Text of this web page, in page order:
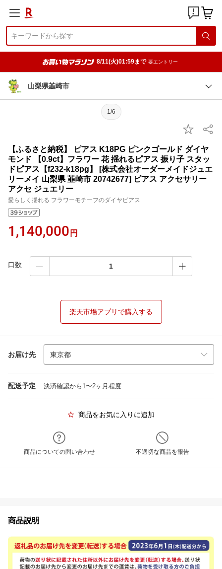
8/11(火)01:59まで 要エントリー
山梨県韮崎市
1/6
【ふるさと納税】 ピアス K18PG ピンクゴールド ダイヤ
モンド 【0.9ct】フラワー 花 揺れるピアス 振り子 スタッ
ドピアス【f232-k18pg】 [株式会社オーダーメイドジュエ
リーメイ 山梨県 韮崎市 20742677] ピアス アクセサリー
アクセ ジュエリー
愛らしく揺れる フラワーモチーフのダイヤピアス
1,140,000 円
口数
楽天市場アプリで購入する
お届け先
配送予定 決済確認から1〜2ヶ月程度
商品をお気に入りに追加
商品についての問い合わせ 不適切な商品を報告
商品説明